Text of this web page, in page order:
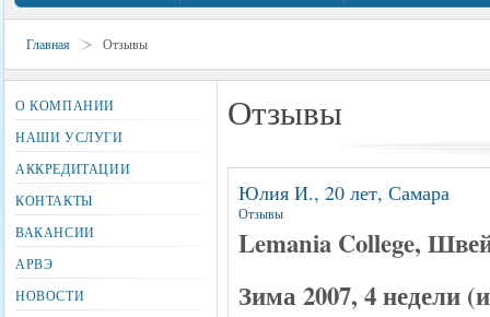
Главная Отзывы
Отзывы
Юлия И., 20 лет, Самара
Отзывы
Lemania College,
Зима 2007, 4 недели
О КОМПАНИИ
НАШИ УСЛУГИ
АККРЕДИТАЦИИ
КОНТАКТЫ
ВАКАНСИИ
АРВЭ
НОВОСТИ